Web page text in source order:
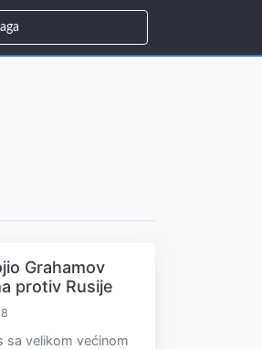
Grahamov
protiv Rusije
sa velikom većinom